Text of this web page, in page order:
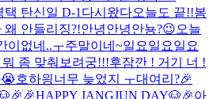
택 탄신일 D-1 다시왔다오늘도 끝!!봄
왜 안들리징?!안녕안녕안뇽?😉오늘
이없네..ㅜ주말이네~일요일요일요
좀 맞춰보려궁!!!후잠깐 ! 거기 너 !
😭호하읭너무 늦었지 ㅜ대여리?🎉
🎉HAPPY JANGJUN DAY🐶🎉아